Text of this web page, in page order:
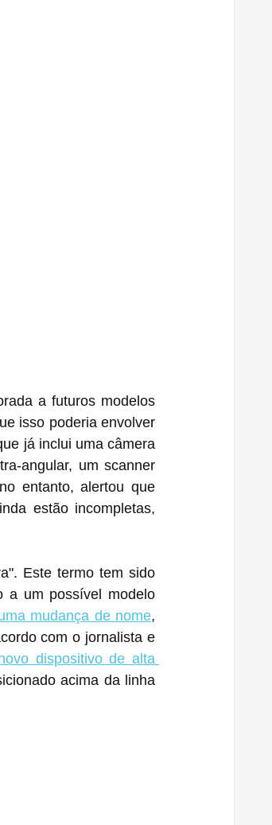
a futuros modelos
isso poderia envolver
já inclui uma câmera
angular, um scanner
entanto, alertou que
estão incompletas,
Este termo tem sido
a um possível modelo
mudança de nome,
dispositivo de alta
acima da linha